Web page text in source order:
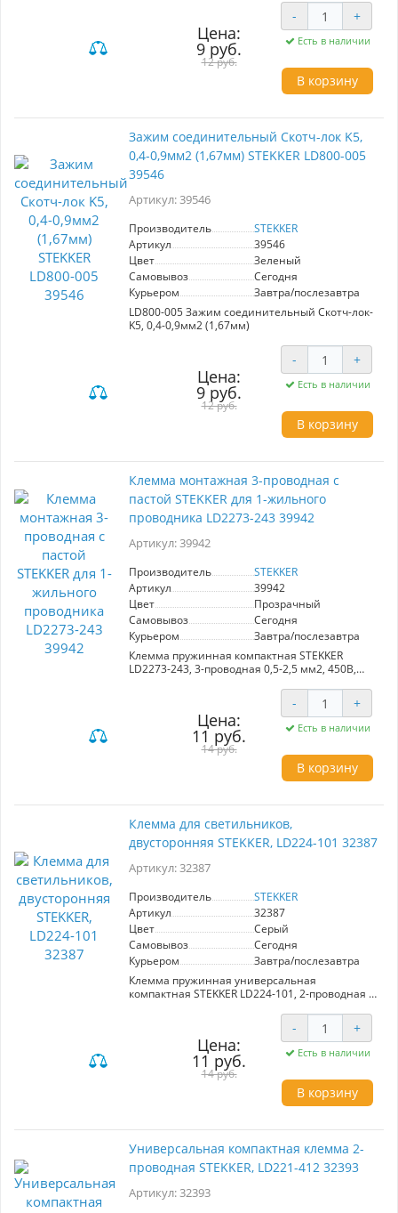
поликарбонат, латунь, сталь. Тип провода
одножильный, материал провода медь,
температура окружающей среды -20...+40°C
Цена:
9 руб.
12 руб.
- +
Есть в наличии
В корзину
Зажим соединительный Скотч-лок K5,
0,4-0,9мм2 (1,67мм) STEKKER LD800-005
39546
Артикул: 39546
Производитель
STEKKER
Артикул
39546
Цвет
Зеленый
Самовывоз
Сегодня
Курьером
Завтра/послезавтра
LD800-005 Зажим соединительный Скотч-лок-
K5, 0,4-0,9мм2 (1,67мм)
Цена:
9 руб.
12 руб.
- +
Есть в наличии
В корзину
Клемма монтажная 3-проводная с
пастой STEKKER для 1-жильного
проводника LD2273-243 39942
Артикул: 39942
Производитель
STEKKER
Артикул
39942
Цвет
Прозрачный
Самовывоз
Сегодня
Курьером
Завтра/послезавтра
Клемма пружинная компактная STEKKER
LD2273-243, 3-проводная 0,5-2,5 мм2, 450В,
поликарбонат, латунь, сталь. Тип провода
одножильный, материал провода медь,
температура окружающей среды -20...+40°C
Цена:
11 руб.
14 руб.
- +
Есть в наличии
В корзину
Клемма для светильников,
двусторонняя STEKKER, LD224-101 32387
Артикул: 32387
Производитель
STEKKER
Артикул
32387
Цвет
Серый
Самовывоз
Сегодня
Курьером
Завтра/послезавтра
Клемма пружинная универсальная
компактная STEKKER LD224-101, 2-проводная 1
изделия нейлон, латунь. Тип провода
одножильный/многожильный, материал
провода латунь/медь, температура
окружающей среды -35...+60°C
Цена:
11 руб.
14 руб.
- +
Есть в наличии
В корзину
Универсальная компактная клемма 2-
проводная STEKKER, LD221-412 32393
Артикул: 32393